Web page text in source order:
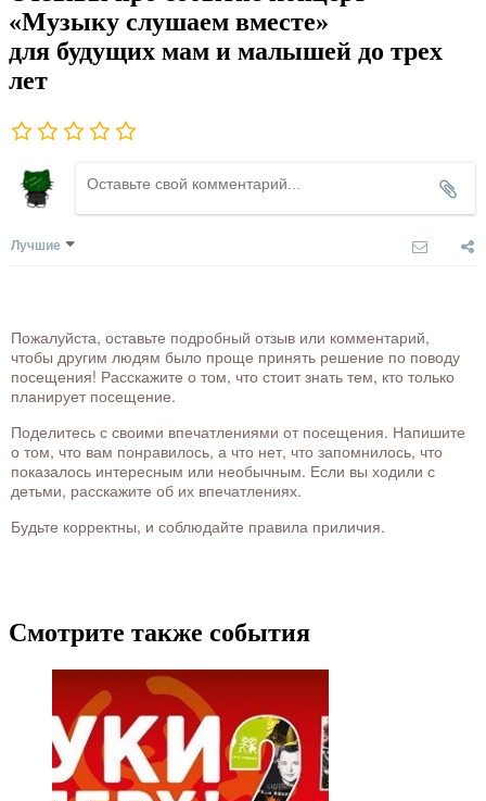
«Музыку слушаем вместе»
для будущих мам и малышей до трех
лет
Лучшие
Пожалуйста, оставьте подробный отзыв или комментарий,
чтобы другим людям было проще принять решение по поводу
посещения! Расскажите о том, что стоит знать тем, кто только
планирует посещение.
Поделитесь с своими впечатлениями от посещения. Напишите
о том, что вам понравилось, а что нет, что запомнилось, что
показалось интересным или необычным. Если вы ходили с
детьми, расскажите об их впечатлениях.
Будьте корректны, и соблюдайте правила приличия.
Смотрите также события